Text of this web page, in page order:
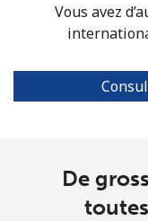
Vous avez
De